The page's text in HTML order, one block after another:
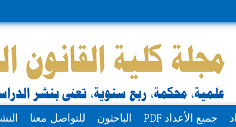
جميع الأعداد PDF الباحثون للتواصل معنا